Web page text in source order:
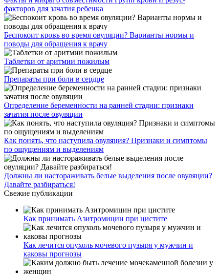
факторов для зачатия ребенка
Беспокоит кровь во время овуляции? Варианты нормы и
поводы для обращения к врачу
Таблетки от аритмии пожилым
Препараты при боли в сердце
Определение беременности на ранней стадии: признаки
зачатия после овуляции
Как понять, что наступила овуляция? Признаки и симптомы
по ощущениям и выделениям
Должны ли настораживать белые выделения после овуляции?
Давайте разбираться!
Свежие публикации
Как принимать Азитромицин при цистите
Как лечится опухоль мочевого пузыря у мужчин и
каковы прогнозы